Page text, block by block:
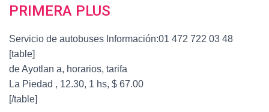
PRIMERA PLUS
Servicio de autobuses Información:01 472 722 03 48
[table]
de Ayotlan a, horarios, tarifa
La Piedad , 12.30, 1 hs, $ 67.00
[/table]